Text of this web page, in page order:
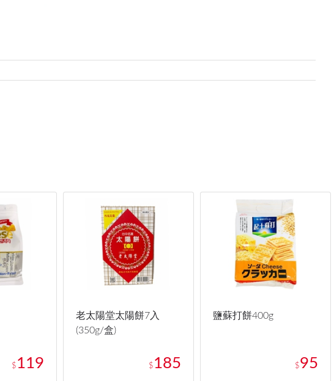
$ 119
老太陽堂太陽餅7入
(350g/盒)
$ 185
鹽蘇打餅400g
$95